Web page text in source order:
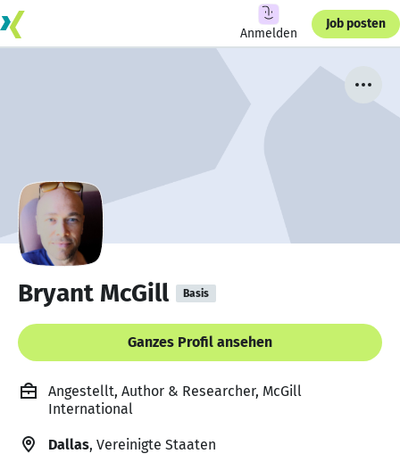
Anmelden
Job posten
Bryant McGill Basis
Ganzes Profil ansehen
Angestellt, Author & Researcher, McGill
International
Dallas, Vereinigte Staaten